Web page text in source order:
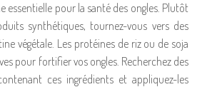
essentielle pour la santé des ongles. Plutôt
synthétiques, tournez-vous vers des
végétale. Les protéines de riz ou de soja
pour fortifier vos ongles. Recherchez des
ces ingrédients et appliquez-les